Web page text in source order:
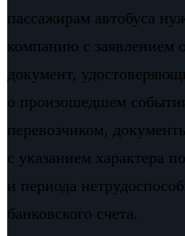
пассажирам автобуса
компанию с заявлением
документ,
о произошедшем
перевозчиком,
с указанием характера
и периода
банковского счета.